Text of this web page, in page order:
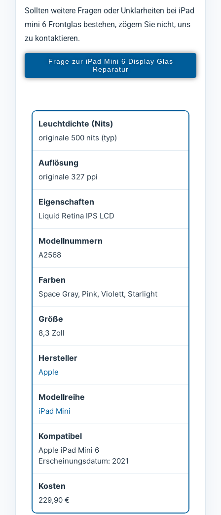
Sollten weitere Fragen oder Unklarheiten bei iPad
mini 6 Frontglas bestehen, zögern Sie nicht, uns
zu kontaktieren.
Frage zur iPad Mini 6 Display Glas
Reparatur
Leuchtdichte (Nits)
originale 500 nits (typ)
Auflösung
originale 327 ppi
Eigenschaften
Liquid Retina IPS LCD
Modellnummern
A2568
Farben
Space Gray, Pink, Violett, Starlight
Größe
8,3 Zoll
Hersteller
Apple
Modellreihe
iPad Mini
Kompatibel
Apple iPad Mini 6
Erscheinungsdatum: 2021
Kosten
229,90 €